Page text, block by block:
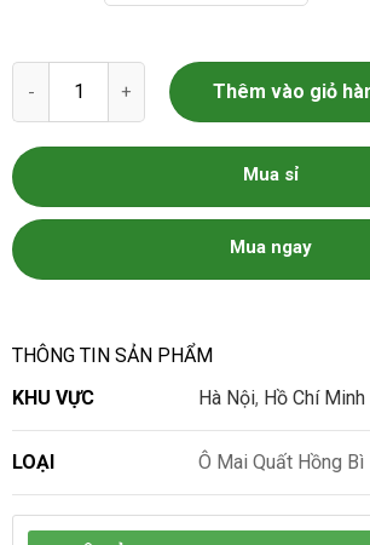
Ô Mai Quất Hồng Bì số lượng
Thêm vào giỏ
Mua sỉ
Mua ngay
THÔNG TIN SẢN PHẨM
KHU VỰC
Hà Nội, Hồ Chí Minh
LOẠI Ô Mai Quất Hồng Bì